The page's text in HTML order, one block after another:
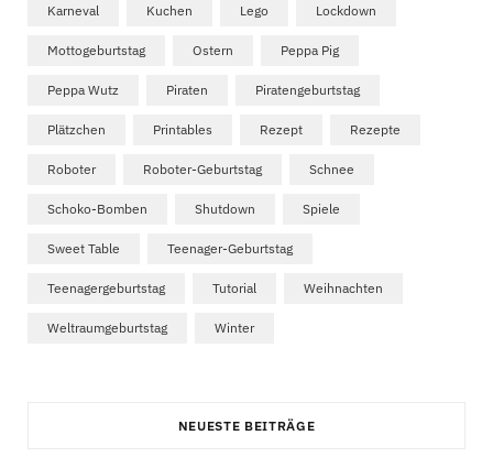
Karneval Kuchen Lego Lockdown
Mottogeburtstag Ostern Peppa Pig
Peppa Wutz Piraten Piratengeburtstag
Plätzchen Printables Rezept Rezepte
Roboter Roboter-Geburtstag Schnee
Schoko-Bomben Shutdown Spiele
Sweet Table Teenager-Geburtstag
Teenagergeburtstag Tutorial Weihnachten
Weltraumgeburtstag Winter
NEUESTE BEITRÄGE